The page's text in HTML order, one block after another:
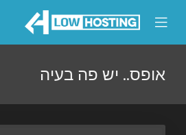
Mobile
Menu
אופס.. יש פה בעיה